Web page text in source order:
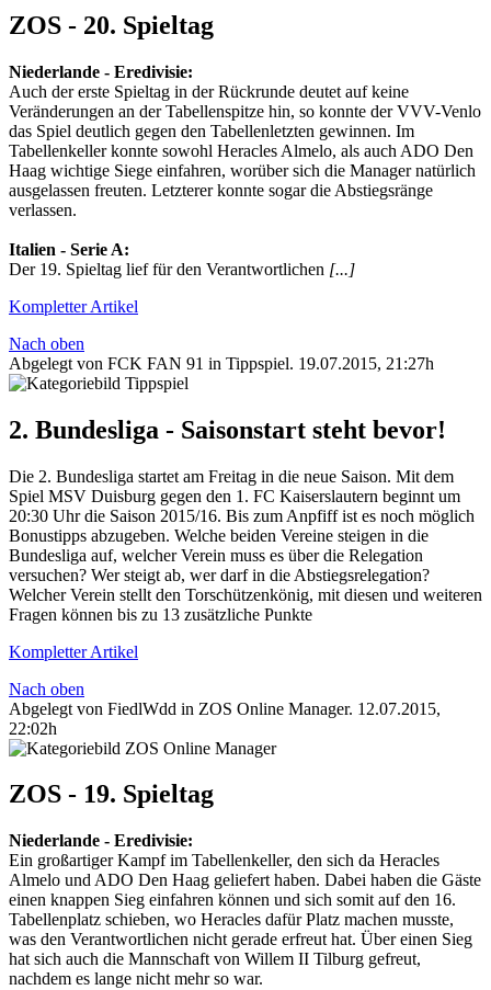
ZOS - 20. Spieltag
Niederlande‬ - ‪Eredivisie‬:
Auch der erste Spieltag in der Rückrunde deutet auf keine
Veränderungen an der Tabellenspitze hin, so konnte der VVV-Venlo
das Spiel deutlich gegen den Tabellenletzten gewinnen. Im
Tabellenkeller konnte sowohl Heracles Almelo, als auch ADO Den
Haag wichtige Siege einfahren, worüber sich die Manager natürlich
ausgelassen freuten. Letzterer konnte sogar die Abstiegsränge
verlassen.
Italien‬ - ‪Serie A‬:
Der 19. Spieltag lief für den Verantwortlichen [...]
Kompletter Artikel
Nach oben
Abgelegt von FCK FAN 91 in Tippspiel. 19.07.2015, 21:27h
2. Bundesliga - Saisonstart steht bevor!
Die 2. Bundesliga startet am Freitag in die neue Saison. Mit dem
Spiel MSV Duisburg gegen den 1. FC Kaiserslautern beginnt um
20:30 Uhr die Saison 2015/16. Bis zum Anpfiff ist es noch möglich
Bonustipps abzugeben. Welche beiden Vereine steigen in die
Bundesliga auf, welcher Verein muss es über die Relegation
versuchen? Wer steigt ab, wer darf in die Abstiegsrelegation?
Welcher Verein stellt den Torschützenkönig, mit diesen und weiteren
Fragen können bis zu 13 zusätzliche Punkte
Kompletter Artikel
Nach oben
Abgelegt von FiedlWdd in ZOS Online Manager. 12.07.2015,
22:02h
ZOS - 19. Spieltag
Niederlande‬ - ‪‎Eredivisie‬:
Ein großartiger Kampf im Tabellenkeller, den sich da Heracles
Almelo und ADO Den Haag geliefert haben. Dabei haben die Gäste
einen knappen Sieg einfahren können und sich somit auf den 16.
Tabellenplatz schieben, wo Heracles dafür Platz machen musste,
was den Verantwortlichen nicht gerade erfreut hat. Über einen Sieg
hat sich auch die Mannschaft von Willem II Tilburg gefreut,
nachdem es lange nicht mehr so war.